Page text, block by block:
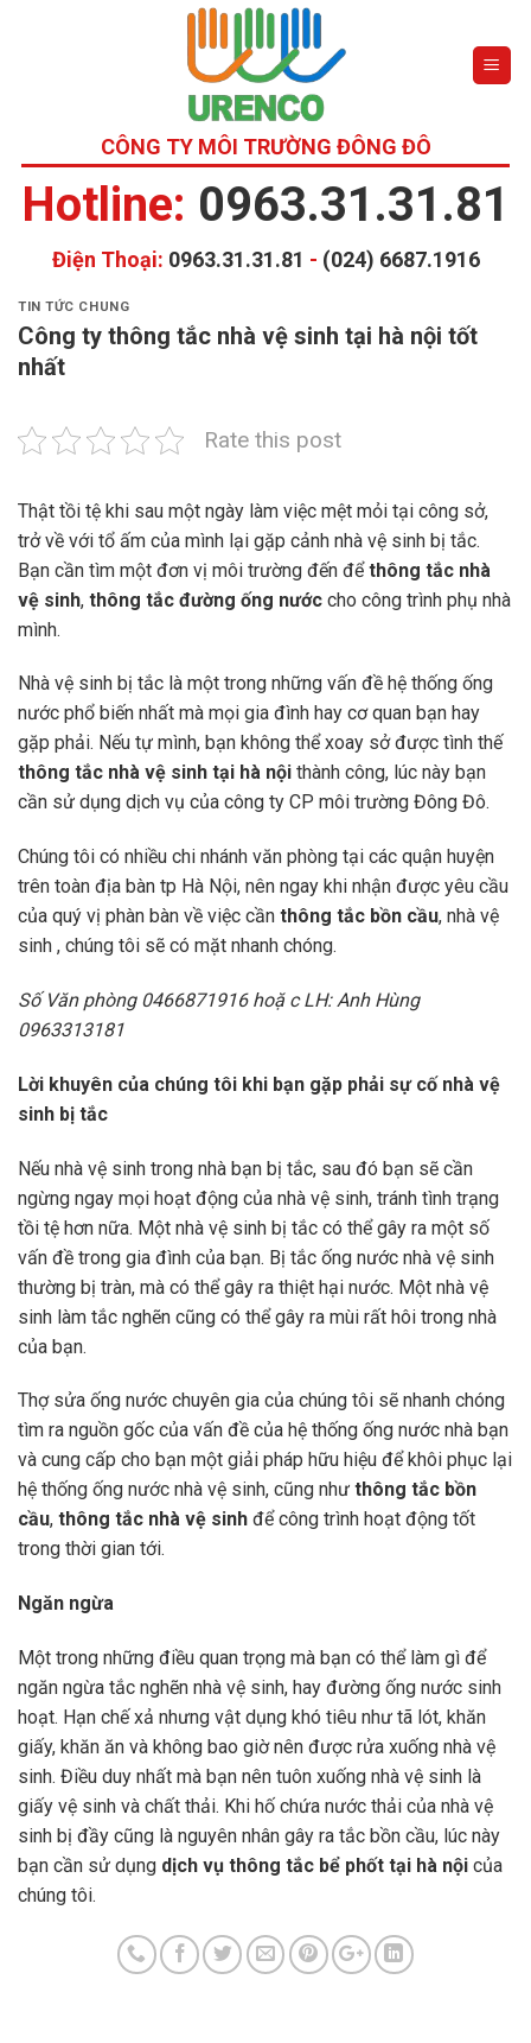
CÔNG TY MÔI TRƯỜNG ĐÔNG ĐÔ
Hotline: 0963.31.31.81
Điện Thoại: 0963.31.31.81 - (024) 6687.1916
TIN TỨC CHUNG
Công ty thông tắc nhà vệ sinh tại hà nội tốt
nhất
Rate this post
Thật tồi tệ khi sau một ngày làm việc mệt mỏi tại công sở,
trở về với tổ ấm của mình lại gặp cảnh nhà vệ sinh bị tắc.
Bạn cần tìm một đơn vị môi trường đến đểthông tắc nhà
vệ sinh, thông tắc đường ống nước cho công trình phụ nhà
mình.
Nhà vệ sinh bị tắc là một trong những vấn đề hệ thống ống
nước phổ biến nhất mà mọi gia đình hay cơ quan bạn hay
gặp phải. Nếu tự mình, bạn không thể xoay sở được tình thế
thông tắc nhà vệ sinh tại hà nội thành công, lúc này bạn
cần sử dụng dịch vụ của công ty CP môi trường Đông Đô.
Chúng tôi có nhiều chi nhánh văn phòng tại các quận huyện
trên toàn địa bàn tp Hà Nội, nên ngay khi nhận được yêu cầu
của quý vị phàn bàn về việc cần thông tắc bồn cầu, nhà vệ
sinh , chúng tôi sẽ có mặt nhanh chóng.
Số Văn phòng 0466871916 hoặ c LH: Anh Hùng
0963313181
Lời khuyên của chúng tôi khi bạn gặp phải sự cố nhà vệ
sinh bị tắc
Nếu nhà vệ sinh trong nhà bạn bị tắc, sau đó bạn sẽ cần
ngừng ngay mọi hoạt động của nhà vệ sinh, tránh tình trạng
tồi tệ hơn nữa. Một nhà vệ sinh bị tắc có thể gây ra một số
vấn đề trong gia đình của bạn. Bị tắc ống nước nhà vệ sinh
thường bị tràn, mà có thể gây ra thiệt hại nước. Một nhà vệ
sinh làm tắc nghẽn cũng có thể gây ra mùi rất hôi trong nhà
của bạn.
Thợ sửa ống nước chuyên gia của chúng tôi sẽ nhanh chóng
tìm ra nguồn gốc của vấn đề của hệ thống ống nước nhà bạn
và cung cấp cho bạn một giải pháp hữu hiệu để khôi phục lại
hệ thống ống nước nhà vệ sinh, cũng như thông tắc bồn
cầu, thông tắc nhà vệ sinh để công trình hoạt động tốt
trong thời gian tới.
Ngăn ngừa
Một trong những điều quan trọng mà bạn có thể làm gì để
ngăn ngừa tắc nghẽn nhà vệ sinh, hay đường ống nước sinh
hoạt. Hạn chế xả nhưng vật dụng khó tiêu như tã lót, khăn
giấy, khăn ăn và không bao giờ nên được rửa xuống nhà vệ
sinh. Điều duy nhất mà bạn nên tuôn xuống nhà vệ sinh là
giấy vệ sinh và chất thải. Khi hố chứa nước thải của nhà vệ
sinh bị đầy cũng là nguyên nhân gây ra tắc bồn cầu, lúc này
bạn cần sử dụng dịch vụ thông tắc bể phốt tại hà nội của
chúng tôi.